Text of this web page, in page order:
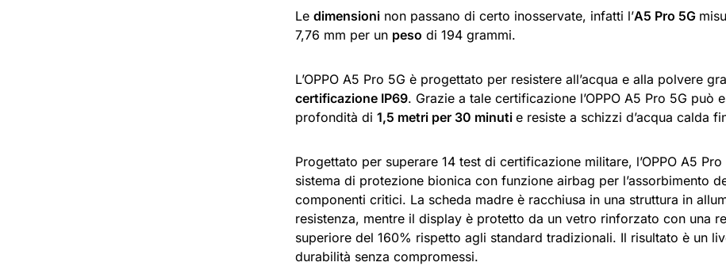
Le dimensioni non passano di certo inosservate, infatti l’A5 Pro 5G
7,76 mm per un peso di 194 grammi.
L’OPPO A5 Pro 5G è progettato per resistere all’acqua e alla polvere
certificazione IP69. Grazie a tale certificazione l’OPPO A5 Pro 5G può
profondità di 1,5 metri per 30 minuti e resiste a schizzi d’acqua calda
Progettato per superare 14 test di certificazione militare, l’OPPO A5
sistema di protezione bionica con funzione airbag per l’assorbimento
componenti critici. La scheda madre è racchiusa in una struttura in
resistenza, mentre il display è protetto da un vetro rinforzato con una
superiore del 160% rispetto agli standard tradizionali. Il risultato è un
durabilità senza compromessi.